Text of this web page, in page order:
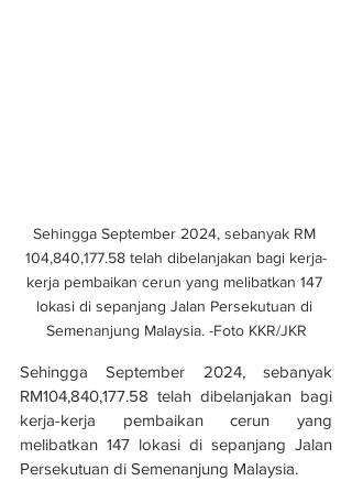
Sehingga September 2024, sebanyak RM
104,840,177.58 telah dibelanjakan bagi kerja-
kerja pembaikan cerun yang melibatkan 147
lokasi di sepanjang Jalan Persekutuan di
Semenanjung Malaysia. -Foto KKR/JKR
Sehingga September 2024, sebanyak
RM104,840,177.58 telah dibelanjakan bagi
kerja-kerja pembaikan cerun yang
melibatkan 147 lokasi di sepanjang Jalan
Persekutuan di Semenanjung Malaysia.